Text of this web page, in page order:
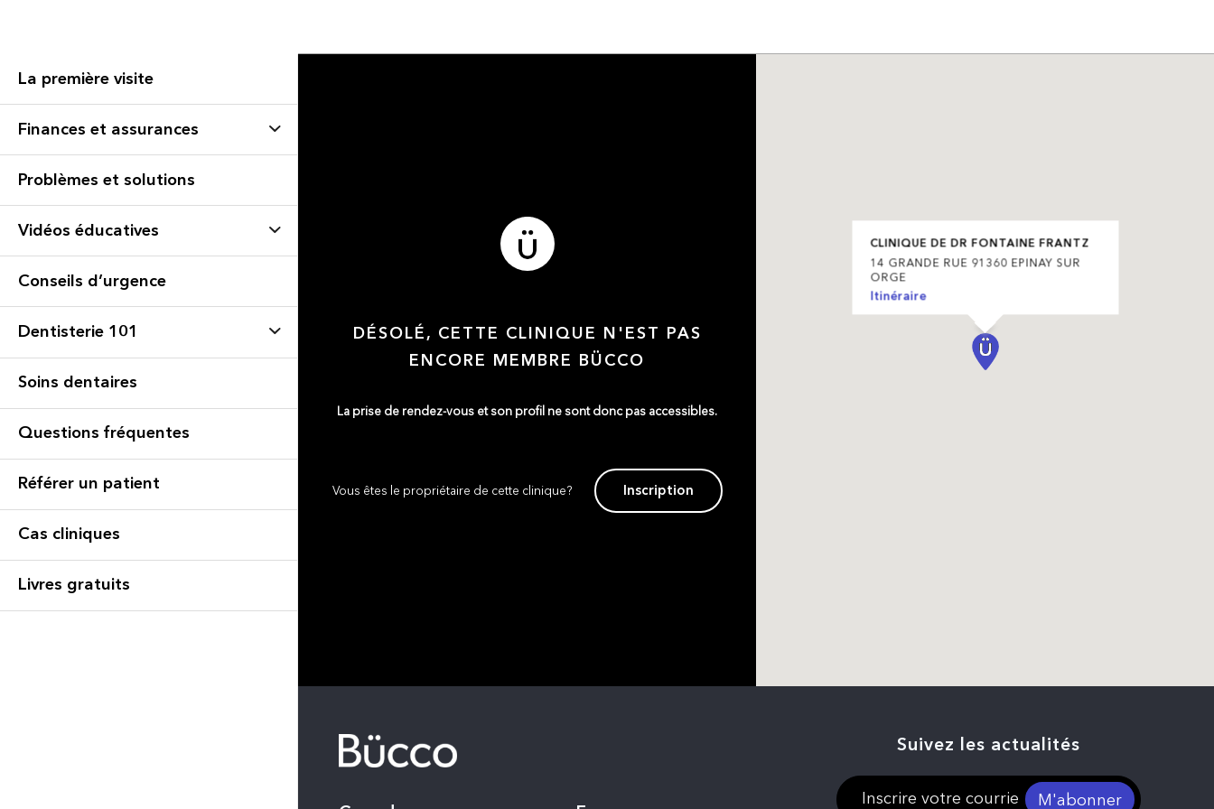
La première visite
Finances et assurances
Problèmes et solutions
Vidéos éducatives
Conseils d’urgence
Dentisterie 101
Soins dentaires
Questions fréquentes
Référer un patient
Cas cliniques
Livres gratuits
DÉSOLÉ, CETTE CLINIQUE N'EST PAS
ENCORE MEMBRE BÜCCO
La prise de rendez-vous et son profil ne sont donc pas accessibles.
Vous êtes le propriétaire de cette clinique? Inscription
CLINIQUE DE DR FONTAINE FRANTZ
14 GRANDE RUE 91360 EPINAY SUR
ORGE
Itinéraire
Suivez les actualités
M'abonner